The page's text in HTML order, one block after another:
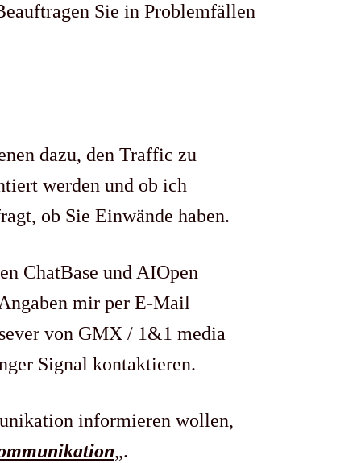
Sie in Problemfällen
dazu, den Traffic zu
werden und ob ich
ob Sie Einwände haben.
ChatBase und AIOpen
mir per E-Mail
von GMX / 1&1 media
Signal kontaktieren.
informieren wollen,
„.